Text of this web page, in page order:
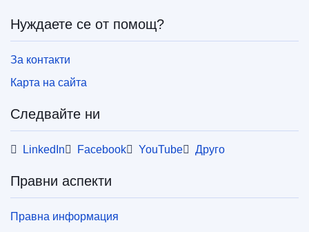
Нуждаете се от помощ?
За контакти
Карта на сайта
Следвайте ни
LinkedIn Facebook YouTube Друго
Правни аспекти
Правна информация